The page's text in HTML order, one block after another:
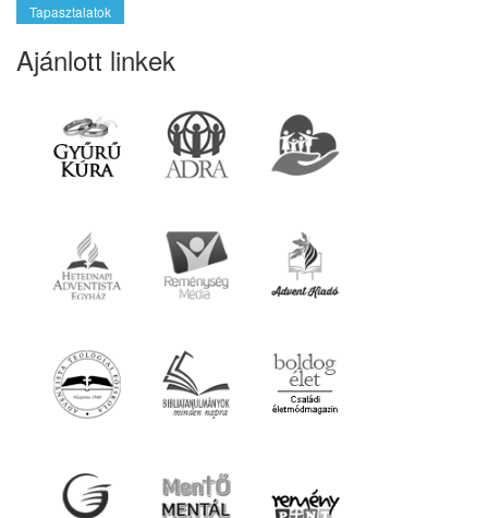
Tapasztalatok
Ajánlott linkek